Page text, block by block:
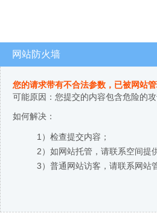
网站防火墙
您的请求带有不合法参数，已被网站
可能原因：您提交的内容包含危险的
如何解决：
1）检查提交内容；
2）如网站托管，请联系空间提
3）普通网站访客，请联系网站